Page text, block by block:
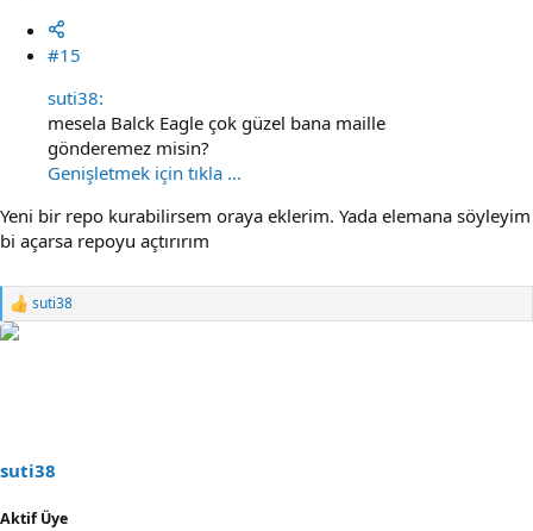
#15
suti38:
mesela Balck Eagle çok güzel bana maille
gönderemez misin?
Genişletmek için tıkla ...
Yeni bir repo kurabilirsem oraya eklerim. Yada elemana söyleyim
bi açarsa repoyu açtırırım
R
e
:
suti38
suti38
Aktif Üye